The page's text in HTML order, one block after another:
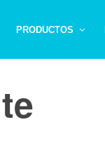
PRODUCTOS